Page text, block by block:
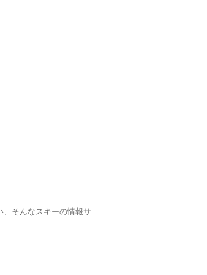
そんなスキーの情報サ